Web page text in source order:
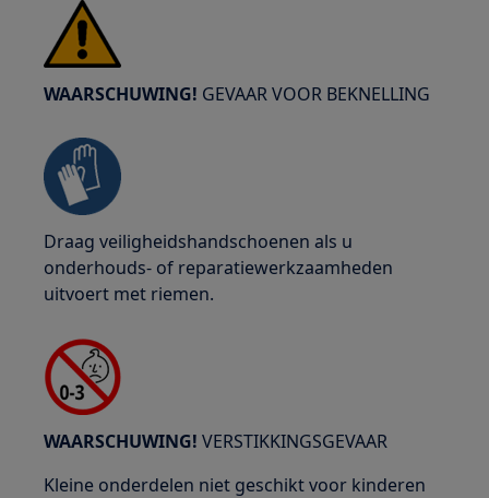
WAARSCHUWING! GEVAAR VOOR BEKNELLING
Draag veiligheidshandschoenen als u
onderhouds- of reparatiewerkzaamheden
uitvoert met riemen.
WAARSCHUWING! VERSTIKKINGSGEVAAR
Kleine onderdelen niet geschikt voor kinderen